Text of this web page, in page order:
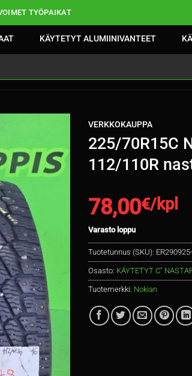
TYÖPAIKAT
KÄYTETYT ALUMIINIVANTEET
VERKKOKAUPPA
225/70R15C
112/110R
78,00€/kpl
Varasto loppu
Tuotetunnus (SKU):
Osasto: KÄYTETYT C"
Tuotemerkki: Nokian